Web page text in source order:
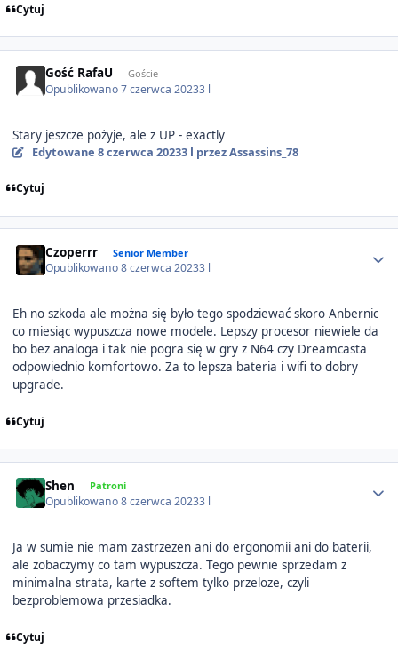
Cytuj
Gość RafaU Goście
Opublikowano7 czerwca 20233 l
Stary jeszcze pożyje, ale z UP - exactly
Edytowane 8 czerwca 20233 l przez Assassins_78
Cytuj
Czoperrr Senior Member
Opublikowano8 czerwca 20233 l
Eh no szkoda ale można się było tego spodziewać skoro Anbernic
co miesiąc wypuszcza nowe modele. Lepszy procesor niewiele da
bo bez analoga i tak nie pogra się w gry z N64 czy Dreamcasta
odpowiednio komfortowo. Za to lepsza bateria i wifi to dobry
upgrade.
Cytuj
Shen Patroni
Opublikowano8 czerwca 20233 l
Ja w sumie nie mam zastrzezen ani do ergonomii ani do baterii,
ale zobaczymy co tam wypuszcza. Tego pewnie sprzedam z
minimalna strata, karte z softem tylko przeloze, czyli
bezproblemowa przesiadka.
Cytuj